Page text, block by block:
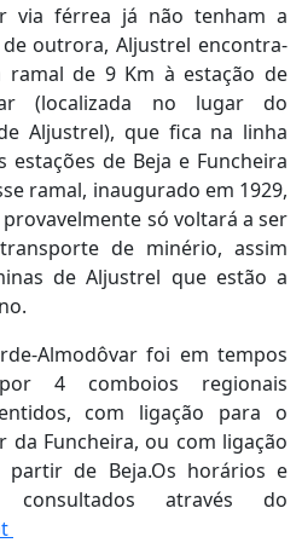
via férrea já não tenham a
outrora, Aljustrel encontra-
de 9 Km à estação de
(localizada no lugar do
Aljustrel), que fica na linha
de Beja e Funcheira
ramal, inaugurado em 1929,
só voltará a ser
de minério, assim
de Aljustrel que estão a
Almodôvar foi em tempos
4 comboios regionais
com ligação para o
da Funcheira, ou com ligação
partir de Beja.Os horários e
através do